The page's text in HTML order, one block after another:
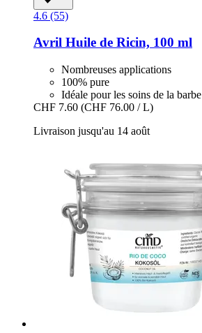
4.6 (55)
Avril Huile de Ricin, 100 ml
Nombreuses applications
100% pure
Idéale pour les soins de la barbe
CHF 7.60 (CHF 76.00 / L)
Livraison jusqu'au 14 août